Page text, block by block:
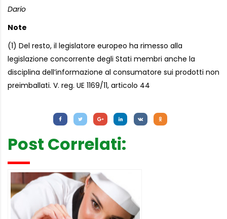
Dario
Note
(1) Del resto, il legislatore europeo ha rimesso alla
legislazione concorrente degli Stati membri anche la
disciplina dell’informazione al consumatore sui prodotti non
preimballati. V. reg. UE 1169/11, articolo 44
Post Correlati: